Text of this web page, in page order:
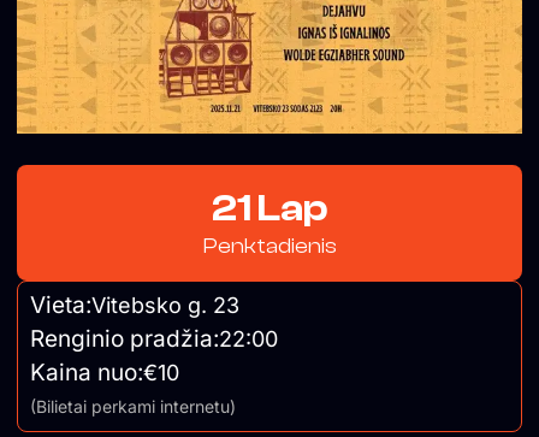
21 Lap
Penktadienis
Vieta:Vitebsko g. 23
Renginio pradžia:22:00
Kaina nuo:€10
(Bilietai perkami internetu)